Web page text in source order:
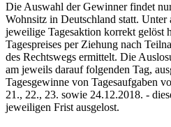
Die Auswahl der Gewinner findet
Wohnsitz in Deutschland statt.
jeweilige Tagesaktion korrekt gelöst
Tagespreises per Ziehung nach
des Rechtswegs ermittelt. Die
am jeweils darauf folgenden Tag,
Tagesgewinne von Tagesaufgaben
21., 22., 23. sowie 24.12.2018. -
jeweiligen Frist ausgelost.